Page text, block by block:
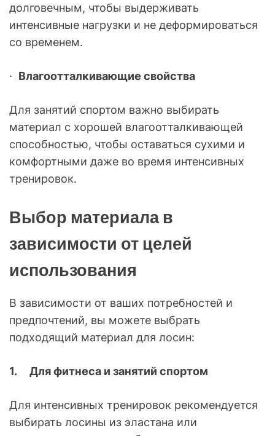
долговечным, чтобы выдерживать
интенсивные нагрузки и не деформироваться
со временем.
· Влагоотталкивающие свойства
Для занятий спортом важно выбирать
материал с хорошей влагоотталкивающей
способностью, чтобы оставаться сухими и
комфортными даже во время интенсивных
тренировок.
Выбор материала в
зависимости от целей
использования
В зависимости от ваших потребностей и
предпочтений, вы можете выбрать
подходящий материал для лосин:
1. Для фитнеса и занятий спортом
Для интенсивных тренировок рекомендуется
выбирать лосины из эластана или